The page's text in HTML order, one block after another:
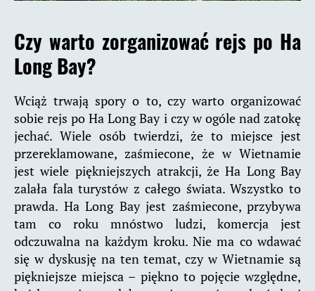
Czy warto zorganizować rejs po Ha
Long Bay?
Wciąż trwają spory o to, czy warto organizować
sobie rejs po Ha Long Bay i czy w ogóle nad zatokę
jechać. Wiele osób twierdzi, że to miejsce jest
przereklamowane, zaśmiecone, że w Wietnamie
jest wiele piękniejszych atrakcji, że Ha Long Bay
zalała fala turystów z całego świata. Wszystko to
prawda. Ha Long Bay jest zaśmiecone, przybywa
tam co roku mnóstwo ludzi, komercja jest
odczuwalna na każdym kroku. Nie ma co wdawać
się w dyskusję na ten temat, czy w Wietnamie są
piękniejsze miejsca – piękno to pojęcie względne,